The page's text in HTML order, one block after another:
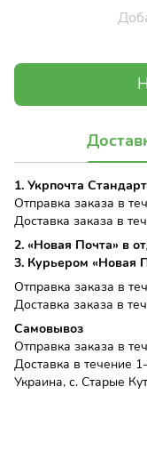
1. Укрпочта
Отправка заказа в
Доставка заказа в
2. «Новая Почта» в
3. Курьером «Новая
Отправка заказа в
Доставка заказа в
Самовывоз
Отправка заказа в
Доставка в течение
Украина, с. Старые